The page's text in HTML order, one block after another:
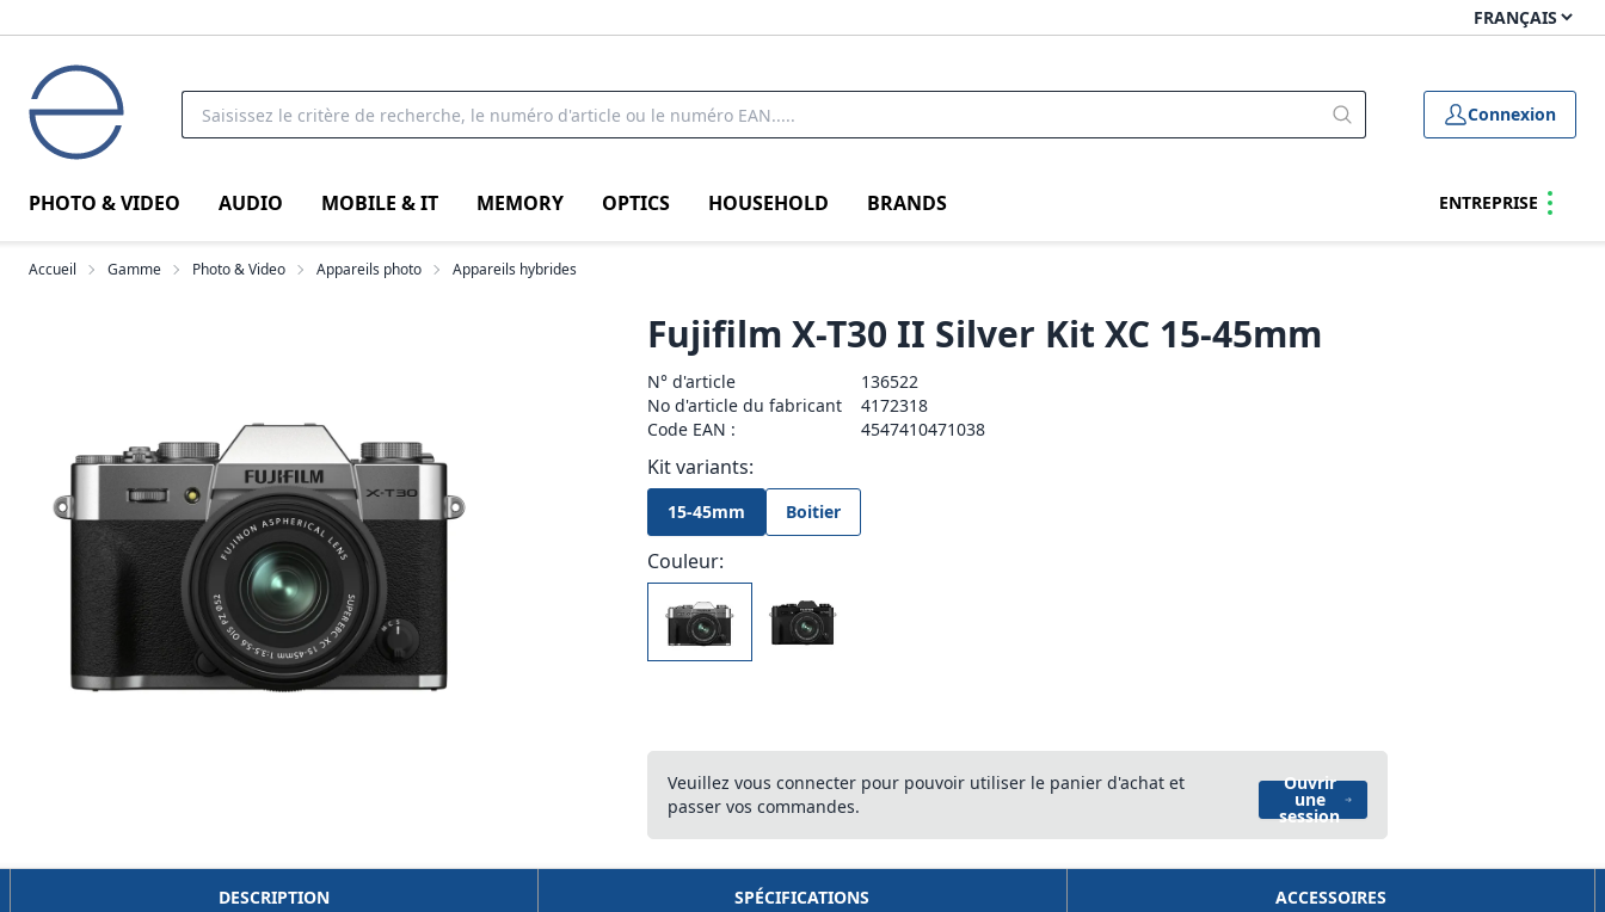
Connexion
PHOTO & VIDEO AUDIO MOBILE & IT MEMORY OPTICS HOUSEHOLD BRANDS ENTREPRISE
Accueil Gamme Photo & Video Appareils photo Appareils hybrides
Fujifilm X-T30 II Silver Kit XC 15-45mm
N° d'article
136522
No d'article du fabricant
4172318
Code EAN :
4547410471038
Kit variants:
15-45mm Boitier
Couleur:
Veuillez vous connecter pour pouvoir utiliser le panier d'achat et
passer vos commandes.
Ouvrir
une
session
DESCRIPTION SPÉCIFICATIONS ACCESSOIRES